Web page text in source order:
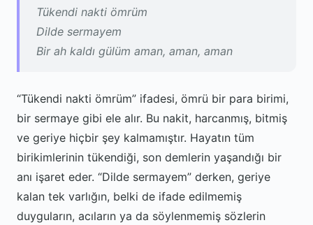
Tükendi nakti ömrüm
Dilde sermayem
Bir ah kaldı gülüm aman, aman, aman
“Tükendi nakti ömrüm” ifadesi, ömrü bir para birimi,
bir sermaye gibi ele alır. Bu nakit, harcanmış, bitmiş
ve geriye hiçbir şey kalmamıştır. Hayatın tüm
birikimlerinin tükendiği, son demlerin yaşandığı bir
anı işaret eder. “Dilde sermayem” derken, geriye
kalan tek varlığın, belki de ifade edilmemiş
duyguların, acıların ya da söylenmemiş sözlerin